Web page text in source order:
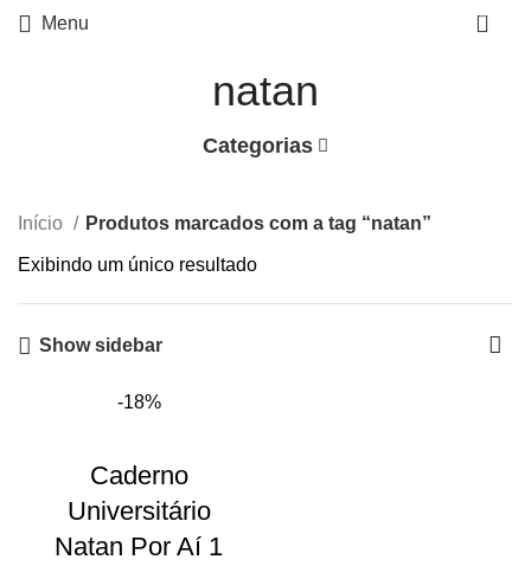
Menu 0
natan
Categorias
Início Produtos marcados com a tag “natan”
Exibindo um único resultado
Show sidebar
-18%
Caderno
Universitário
Natan Por Aí 1